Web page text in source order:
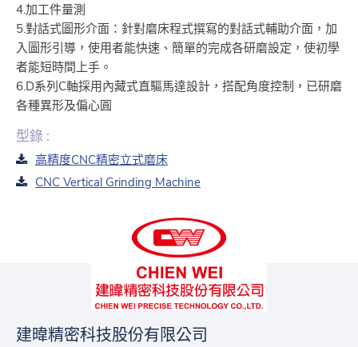
4.加工件量測
5.對話式圖形介面：針對磨床程式撰寫的對話式輔助介面，加
入圖形引導，使用者能快速、簡單的完成各研磨設定，使初學
者能短時間上手。
6.D系列C軸採用內藏式直驅馬達設計，搭配角度控制，已研磨
各種異形及偏心圓
型錄 :
高精度CNC精密立式磨床
CNC Vertical Grinding Machine
建暐精密科技股份有限公司